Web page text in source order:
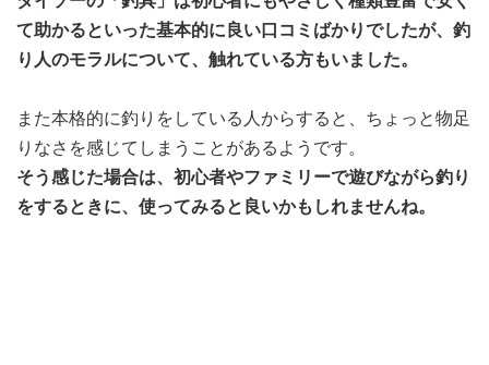
て助かるといった基本的に良い口コミばかりでしたが、釣
り人のモラルについて、触れている方もいました。
また本格的に釣りをしている人からすると、ちょっと物足
りなさを感じてしまうことがあるようです。
そう感じた場合は、初心者やファミリーで遊びながら釣り
をするときに、使ってみると良いかもしれませんね。